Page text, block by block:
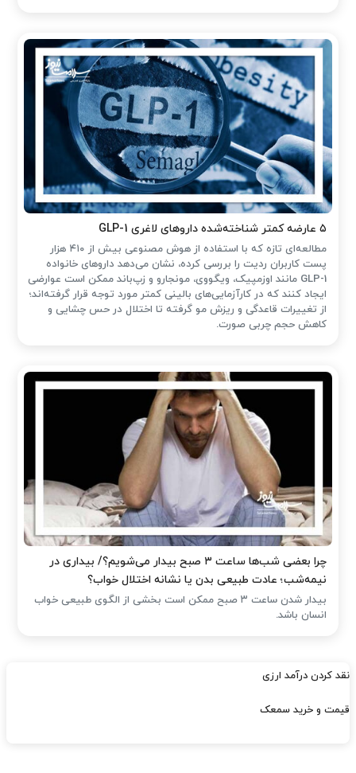
۵ عارضه کمتر شناخته‌شده داروهای لاغری GLP-1
مطالعه‌ای تازه که با استفاده از هوش مصنوعی بیش از ۴۱۰ هزار
پست کاربران ردیت را بررسی کرده، نشان می‌دهد داروهای خانواده
GLP-1 مانند اوزمپیک، ویگووی، مونجارو و زپ‌باند ممکن است عوارضی
ایجاد کنند که در کارآزمایی‌های بالینی کمتر مورد توجه قرار گرفته‌اند؛
از تغییرات قاعدگی و ریزش مو گرفته تا اختلال در حس چشایی و
کاهش حجم چربی صورت.
چرا بعضی شب‌ها ساعت ۳ صبح بیدار می‌شویم؟/ بیداری در
نیمه‌شب؛ عادت طبیعی بدن یا نشانه اختلال خواب؟
بیدار شدن ساعت ۳ صبح ممکن است بخشی از الگوی طبیعی خواب
انسان باشد.
نقد کردن درآمد ارزی
قیمت و خرید سمعک